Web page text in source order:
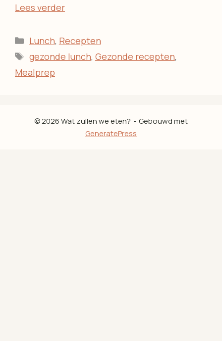
Lees verder
Categorieën
Lunch, Recepten
Tags
gezonde lunch, Gezonde recepten,
Mealprep
© 2026 Wat zullen we eten? • Gebouwd met
GeneratePress